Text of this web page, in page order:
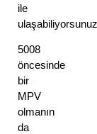
ile
5008
öncesinde
bir
MPV
olmanın
da